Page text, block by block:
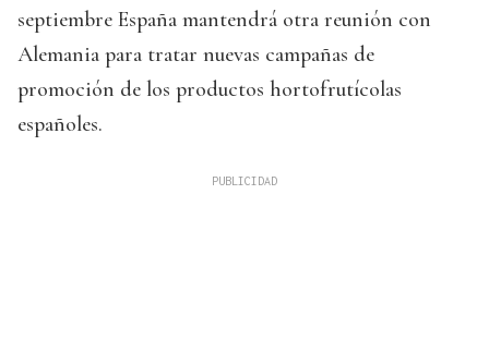
septiembre España mantendrá otra reunión con
Alemania para tratar nuevas campañas de
promoción de los productos hortofrutícolas
españoles.